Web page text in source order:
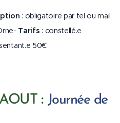
: obligatoire par tel ou mail
Tarifs : constellé.e
50€
: Journée de